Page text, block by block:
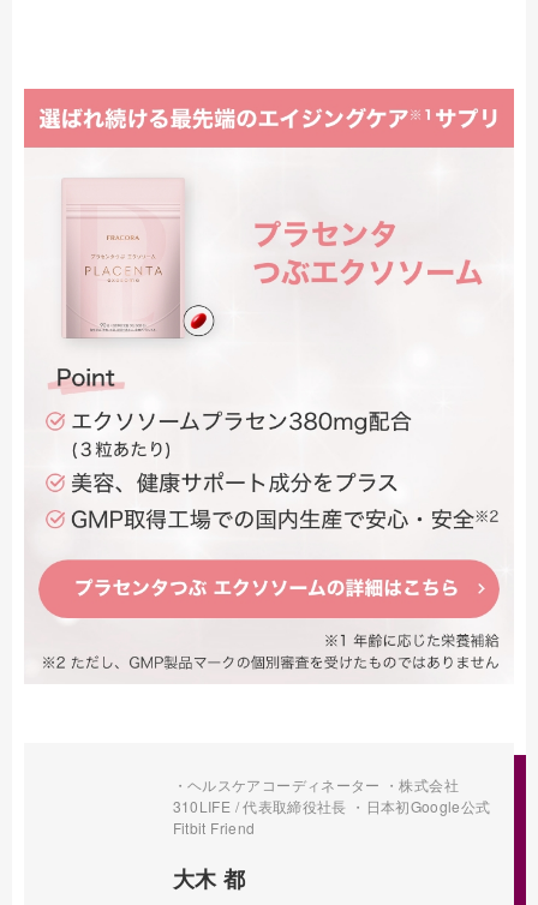
・ヘルスケアコーディネーター ・株式会社
310LIFE / 代表取締役社長 ・日本初Google公式
Fitbit Friend
大木 都